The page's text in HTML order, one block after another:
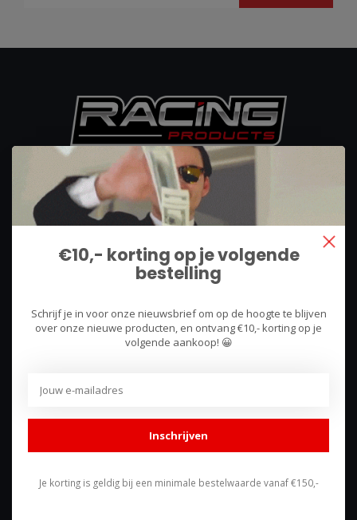
We use what we sell, that's the difference!
Hullerpad 13Q
Lunteren, Nederland
085 744 4602
shop@racing-products.com
Reviews
€10,- korting op je volgende
bestelling
Schrijf je in voor onze nieuwsbrief om op de hoogte te blijven
over onze nieuwe producten, en ontvang €10,- korting op je
volgende aankoop! 😀
Inschrijven
Je korting is geldig bij een minimale bestelwaarde vanaf €150,-